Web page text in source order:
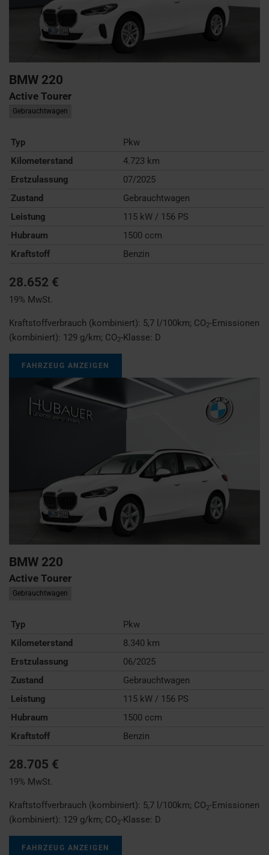
BMW 220
Active Tourer
Gebrauchtwagen
Typ
Pkw
Kilometerstand
4.723 km
Erstzulassung
07/2025
Zustand
Gebrauchtwagen
Leistung
115 kW / 156 PS
Hubraum
1500 ccm
Kraftstoff
Benzin
28.652 €
19% MwSt.
Kraftstoffverbrauch (kombiniert): 5,7 l/100km; CO2-Emissionen
(kombiniert): 129 g/km; CO2-Klasse: D
FAHRZEUG ANZEIGEN
BMW 220
Active Tourer
Gebrauchtwagen
Typ
Pkw
Kilometerstand
8.340 km
Erstzulassung
06/2025
Zustand
Gebrauchtwagen
Leistung
115 kW / 156 PS
Hubraum
1500 ccm
Kraftstoff
Benzin
28.705 €
19% MwSt.
Kraftstoffverbrauch (kombiniert): 5,7 l/100km; CO2-Emissionen
(kombiniert): 129 g/km; CO2-Klasse: D
FAHRZEUG ANZEIGEN